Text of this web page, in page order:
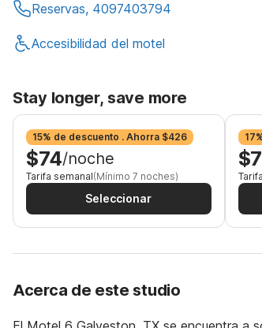
Reservas, 4097403794
Accesibilidad del motel
Stay longer, save more
15% de descuento . Ahorra $426
$74/noche
Tarifa semanal(Mínimo 7 noches)
Seleccionar
Acerca de este studio